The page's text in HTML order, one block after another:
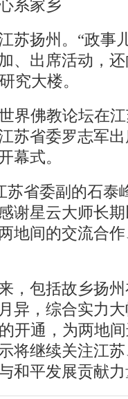
系家乡
扬州。“政事
、出席活动，
究大楼。
佛教论坛在江
苏省委罗志军
幕式。
省委副的石泰
谢星云大师长
地间的交流合
包括故乡扬州
异，综合实力
开通，为两地
将继续关注江
和平发展贡献